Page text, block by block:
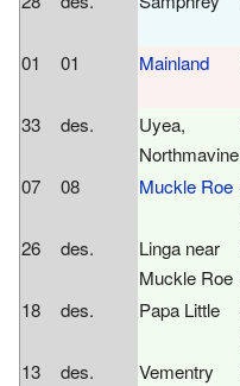
01 01 Mainland
33 des.
Uyea,
Northmavine
07 08 Muckle Roe
26 des.
Linga near
Muckle Roe
18 des. Papa Little
13 des. Vementry